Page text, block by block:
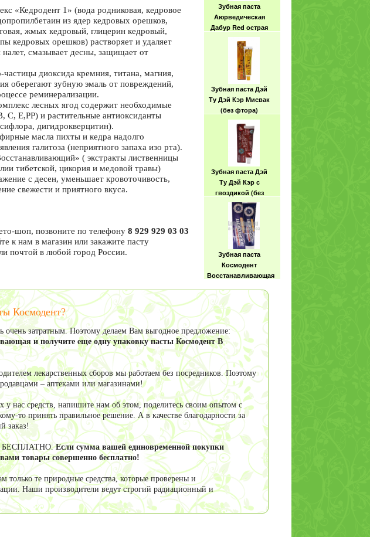
Зубная паста
Аюрведическая
Дабур Red острая
(без фтора)
Зубная паста Дэй
Ту Дэй Кэр Мисвак
(без фтора)
Зубная паста Дэй
Ту Дэй Кэр с
гвоздикой (без
фтора)
Зубная паста
Космодент
Восстанавливающая
Зубная паста
Космодент
Профилактическая
Зубная паста
Малавит Кедр-
можжевельник
Смолка
жевательная
«Кедродент 1» (вода родниковая, кедровое
из ядер кедровых орешков,
жмых кедровый, глицерин кедровый,
кедровых орешков) растворяет и удаляет
налет, смазывает десны, защищает от
диоксида кремния, титана, магния,
оберегают зубную эмаль от повреждений,
реминерализации.
лесных ягод содержит необходимые
С, Е,РР) и растительные антиоксиданты
дигидрокверцитин).
масла пихты и кедра надолго
галитоза (неприятного запаха изо рта).
( экстракты лиственницы
тибетской, цикория и медовой травы)
с десен, уменьшает кровоточивость,
свежести и приятного вкуса.
шоп, позвоните по телефону 8 929 929 03 03
к нам в магазин или закажите пасту
почтой в любой город России.
Космодент?
затратным. Поэтому делаем Вам выгодное предложение:
и получите еще одну упаковку пасты Космодент В
лекарственных сборов мы работаем без посредников. Поэтому
– аптеками или магазинами!
нас средств, напишите нам об этом, поделитесь своим опытом с
то принять правильное решение. А в качестве благодарности за
заказ!
БЕСПЛАТНО.Если сумма вашей единовременной покупки
товары совершенно бесплатно!
те природные средства, которые проверены и
Наши производители ведут строгий радиационный и